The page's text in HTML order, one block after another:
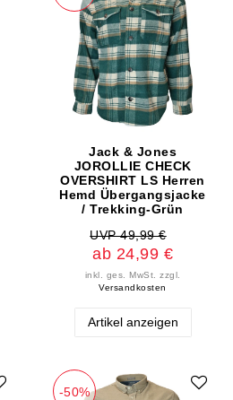
Jack & Jones
JOROLLIE CHECK
OVERSHIRT LS Herren
Hemd Übergangsjacke
/ Trekking-Grün
UVP 49,99 €
ab 24,99 €
inkl. ges. MwSt. zzgl.
Versandkosten
Artikel anzeigen
-50%